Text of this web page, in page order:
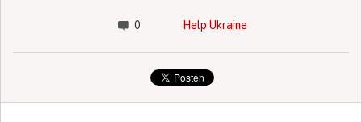
0 Help Ukraine